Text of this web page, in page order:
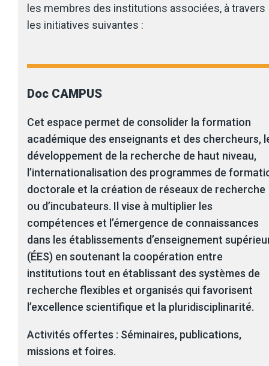
les membres des institutions associées, à travers
les initiatives suivantes :
Doc CAMPUS
Cet espace permet de consolider la formation
académique des enseignants et des chercheurs,
développement de la recherche de haut niveau,
l’internationalisation des programmes de
doctorale et la création de réseaux de recherche
ou d’incubateurs. Il vise à multiplier les
compétences et l’émergence de connaissances
dans les établissements d’enseignement
(ÉES) en soutenant la coopération entre
institutions tout en établissant des systèmes de
recherche flexibles et organisés qui favorisent
l’excellence scientifique et la pluridisciplinarité.
Activités offertes : Séminaires, publications,
missions et foires.